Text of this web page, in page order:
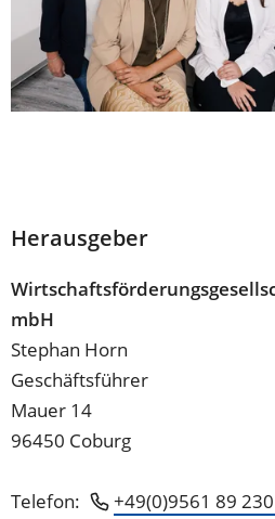
Herausgeber
mbH
Stephan Horn
Geschäftsführer
Mauer 14
96450 Coburg
Telefon:
+49(0)9561 89